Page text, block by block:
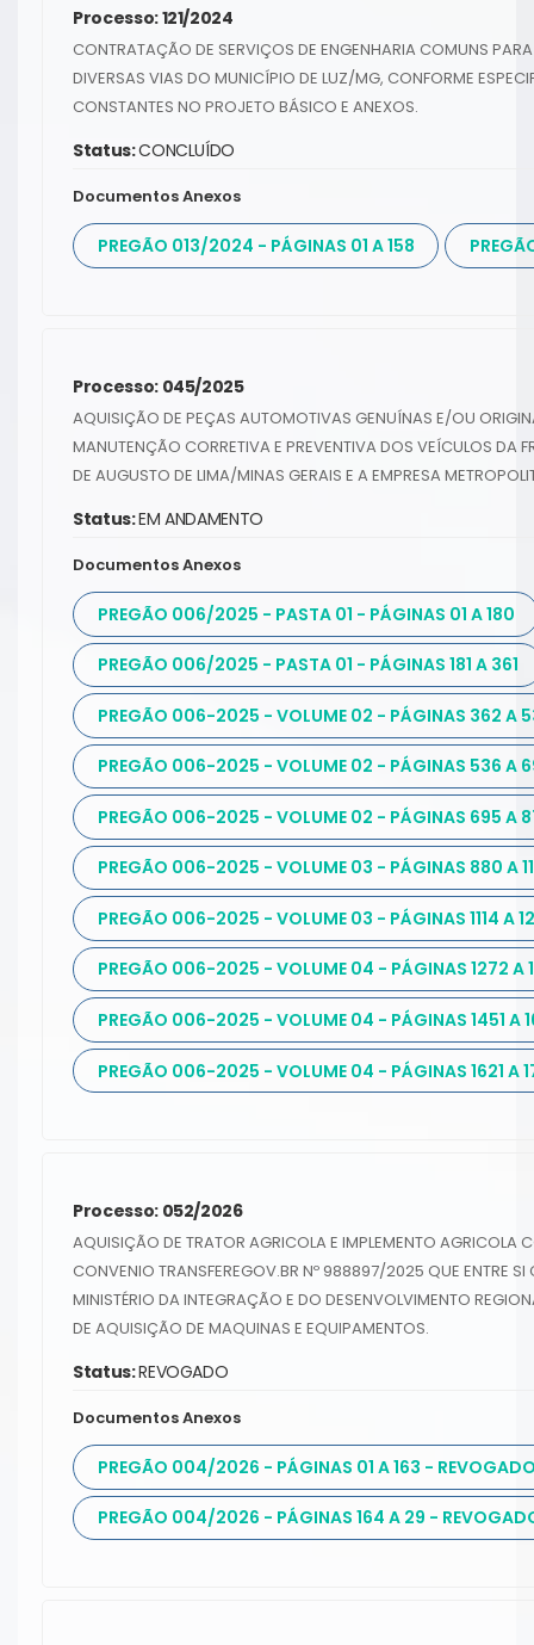
Processo: 121/2024
CONTRATAÇÃO DE SERVIÇOS DE ENGENHARIA COMUNS
DIVERSAS VIAS DO MUNICÍPIO DE LUZ/MG, CONFORME
CONSTANTES NO PROJETO BÁSICO E ANEXOS.
Status:CONCLUÍDO
Documentos Anexos
PREGÃO 013/2024 - PÁGINAS 01 A 158
Processo: 045/2025
AQUISIÇÃO DE PEÇAS AUTOMOTIVAS GENUÍNAS E/OU
MANUTENÇÃO CORRETIVA E PREVENTIVA DOS VEÍCULOS DA
DE AUGUSTO DE LIMA/MINAS GERAIS E A EMPRESA
Status:EM ANDAMENTO
Documentos Anexos
PREGÃO 006/2025 - PASTA 01 - PÁGINAS 01 A 180
PREGÃO 006/2025 - PASTA 01 - PÁGINAS 181 A 361
PREGÃO 006-2025 - VOLUME 02 - PÁGINAS 362 A
PREGÃO 006-2025 - VOLUME 02 - PÁGINAS 536 A
PREGÃO 006-2025 - VOLUME 02 - PÁGINAS 695 A
PREGÃO 006-2025 - VOLUME 03 - PÁGINAS 880 A
PREGÃO 006-2025 - VOLUME 03 - PÁGINAS 1114 A
PREGÃO 006-2025 - VOLUME 04 - PÁGINAS 1272 A
PREGÃO 006-2025 - VOLUME 04 - PÁGINAS 1451 A
PREGÃO 006-2025 - VOLUME 04 - PÁGINAS 1621 A
Processo: 052/2026
AQUISIÇÃO DE TRATOR AGRICOLA E IMPLEMENTO AGRICOLA
CONVENIO TRANSFEREGOV.BR Nº 988897/2025 QUE ENTRE SI
MINISTÉRIO DA INTEGRAÇÃO E DO DESENVOLVIMENTO
DE AQUISIÇÃO DE MAQUINAS E EQUIPAMENTOS.
Status:REVOGADO
Documentos Anexos
PREGÃO 004/2026 - PÁGINAS 01 A 163 -
PREGÃO 004/2026 - PÁGINAS 164 A 29 -